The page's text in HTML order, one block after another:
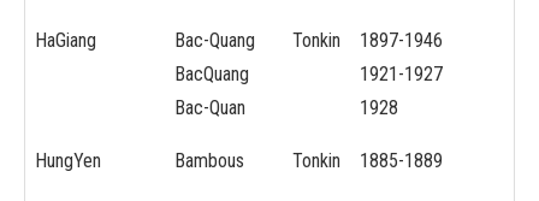
HaGiang
Bac-Quang
BacQuang
Bac-Quan
Tonkin
1897-1946
1921-1927
1928
HungYen Bambous Tonkin 1885-1889